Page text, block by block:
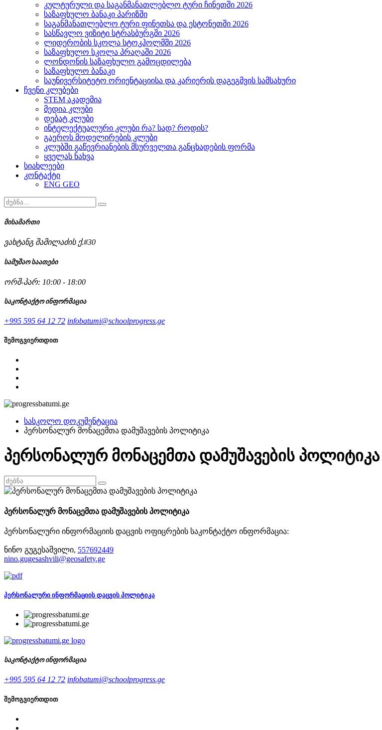
კულტურული და საგანმანათლებლო ტური ჩინეთში 2026
საზაფხულო ბანაკი პარიზში
საგანმანათლებლო ტური ფინეთსა და ესტონეთში 2026
სასწავლო ვიზიტი სტრასბურგში 2026
ლიდერობის სკოლა სტოკჰოლმში 2026
საზაფხულო სკოლა პრაღაში 2026
ლონდონის საზაფხულო გამოცდილება
საზაფხულო ბანაკი
საუნივერსიტეტო ორიენტაციისა და კარიერის დაგეგმვის სამსახური
ჩვენი კლუბები
STEM აკადემია
მედია კლუბი
დებატ კლუბი
ინტელექტუალური კლუბი რა? სად? როდის?
გაეროს მოდელირების კლუბი
კლუბში გაწევრიანების მსურველთა განცხადების ფორმა
ყველას ნახვა
სიახლეები
კონტაქტი
ENG GEO
მისამართი
ვახტანგ შამილაძის ქ.#30
სამუშაო საათები
ორშ-პარ: 10:00 - 18:00
საკონტაქტო ინფორმაცია
+995 595 64 12 72 infobatumi@schoolprogress.ge
შემოგვიერთდით
სასკოლო დოკუმენტაცია
პერსონალურ მონაცემთა დამუშავების პოლიტიკა
პერსონალურ მონაცემთა დამუშავების პოლიტიკა
პერსონალურ მონაცემთა დამუშავების პოლიტიკა
პერსონალური ინფორმაციის დაცვის ოფიცრების საკონტაქტო ინფორმაცია:
ნინო გუგესაშვილი, 557692449
nino.gugesashvili@geosafety.ge
პერსონალური ინფორმაციის დაცვის პოლიტიკა
საკონტაქტო ინფორმაცია
+995 595 64 12 72 infobatumi@schoolprogress.ge
შემოგვიერთდით